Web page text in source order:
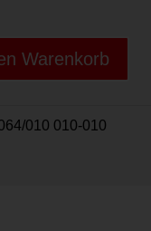
Warenkorb
010 010-010